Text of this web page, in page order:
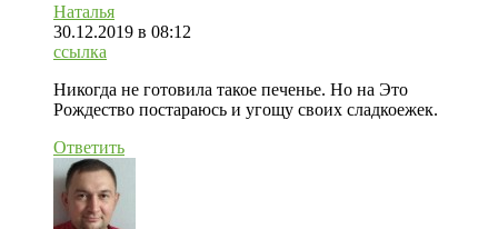
Наталья
30.12.2019 в 08:12
ссылка
Никогда не готовила такое печенье. Но на Это
Рождество постараюсь и угощу своих сладкоежек.
Ответить